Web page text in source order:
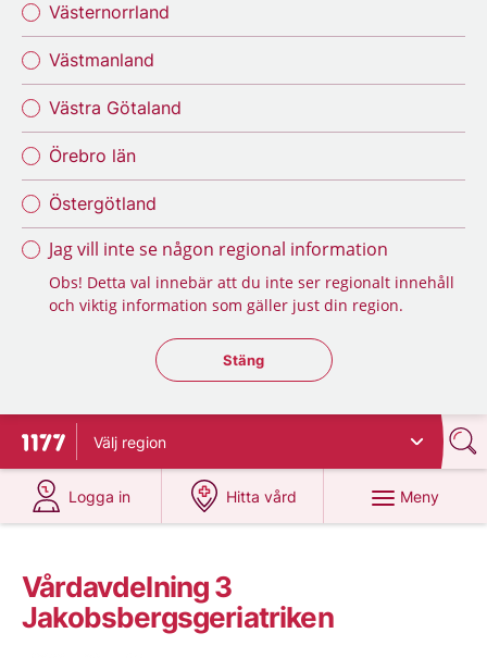
Västernorrland
Västmanland
Västra Götaland
Örebro län
Östergötland
Jag vill inte se någon regional information
Obs! Detta val innebär att du inte ser regionalt innehåll
och viktig information som gäller just din region.
Stäng regionsväljaren
Stäng
Till startsidan för 1177
Välj region
Logga in
på 1177.se
Hitta vård
på 1177.se
Meny
Vårdavdelning 3
Jakobsbergsgeriatriken